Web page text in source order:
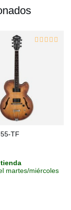
TF
martes/miércoles